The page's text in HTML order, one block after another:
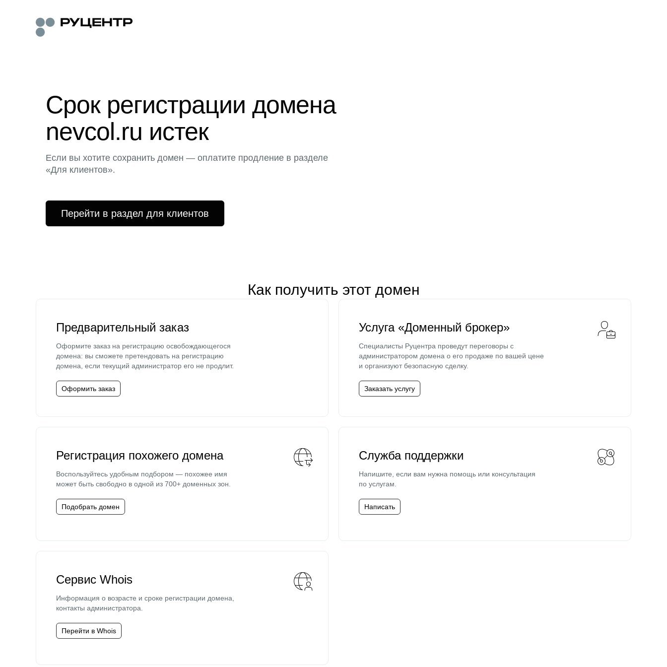
Срок регистрации домена
nevcol.ru истек
Если вы хотите сохранить домен — оплатите продление в разделе
«Для клиентов».
Перейти в раздел для клиентов
Как получить этот домен
Предварительный заказ
Оформите заказ на регистрацию освобождающегося
домена: вы сможете претендовать на регистрацию
домена, если текущий администратор его не продлит.
Оформить заказ
Услуга «Доменный брокер»
Специалисты Руцентра проведут переговоры с
администратором домена о его продаже по вашей цене
и организуют безопасную сделку.
Заказать услугу
Регистрация похожего домена
Воспользуйтесь удобным подбором — похожее имя
может быть свободно в одной из 700+ доменных зон.
Подобрать домен
Служба поддержки
Напишите, если вам нужна помощь или консультация
по услугам.
Написать
Сервис Whois
Информация о возрасте и сроке регистрации домена,
контакты администратора.
Перейти в Whois